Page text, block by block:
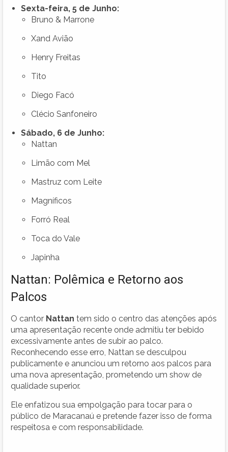
Sexta-feira, 5 de Junho:
Bruno & Marrone
Xand Avião
Henry Freitas
Tito
Diego Facó
Clécio Sanfoneiro
Sábado, 6 de Junho:
Nattan
Limão com Mel
Mastruz com Leite
Magníficos
Forró Real
Toca do Vale
Japinha
Nattan: Polêmica e Retorno aos
Palcos
O cantor Nattan tem sido o centro das atenções após
uma apresentação recente onde admitiu ter bebido
excessivamente antes de subir ao palco.
Reconhecendo esse erro, Nattan se desculpou
publicamente e anunciou um retorno aos palcos para
uma nova apresentação, prometendo um show de
qualidade superior.
Ele enfatizou sua empolgação para tocar para o
público de Maracanaú e pretende fazer isso de forma
respeitosa e com responsabilidade.